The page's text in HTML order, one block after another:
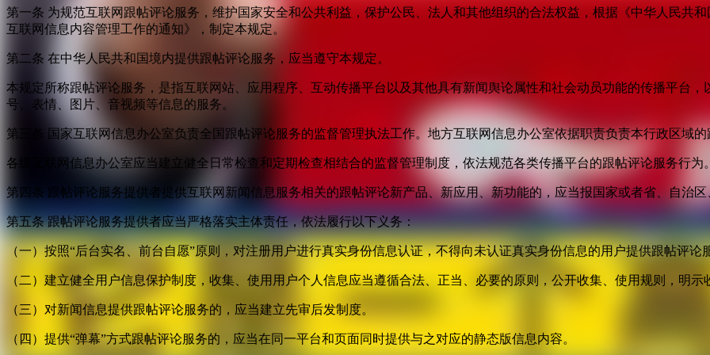
第一条 为规范互联网跟帖评论服务，维护国家安全和公共利益，保护公民、法人和其他组织的合法权益，根据《中华人民共
互联网信息内容管理工作的通知》，制定本规定。
第二条 在中华人民共和国境内提供跟帖评论服务，应当遵守本规定。
本规定所称跟帖评论服务，是指互联网站、应用程序、互动传播平台以及其他具有新闻舆论属性和社会动员功能的传播平台
号、表情、图片、音视频等信息的服务。
第三条 国家互联网信息办公室负责全国跟帖评论服务的监督管理执法工作。地方互联网信息办公室依据职责负责本行政区域
各级互联网信息办公室应当建立健全日常检查和定期检查相结合的监督管理制度，依法规范各类传播平台的跟帖评论服务行为
第四条 跟帖评论服务提供者提供互联网新闻信息服务相关的跟帖评论新产品、新应用、新功能的，应当报国家或者省、自治
第五条 跟帖评论服务提供者应当严格落实主体责任，依法履行以下义务：
（一）按照“后台实名、前台自愿”原则，对注册用户进行真实身份信息认证，不得向未认证真实身份信息的用户提供跟帖评论
（二）建立健全用户信息保护制度，收集、使用用户个人信息应当遵循合法、正当、必要的原则，公开收集、使用规则，明
（三）对新闻信息提供跟帖评论服务的，应当建立先审后发制度。
（四）提供“弹幕”方式跟帖评论服务的，应当在同一平台和页面同时提供与之对应的静态版信息内容。